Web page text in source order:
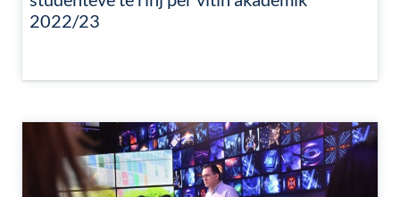
2022/23